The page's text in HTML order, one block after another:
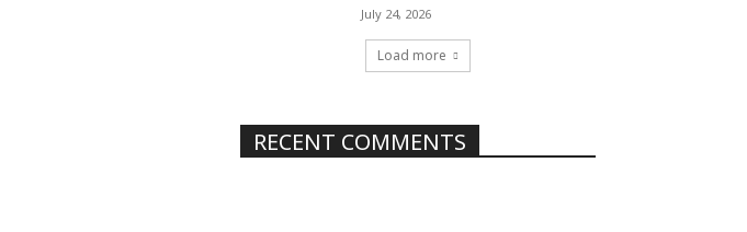
July 24, 2026
Load more
RECENT COMMENTS